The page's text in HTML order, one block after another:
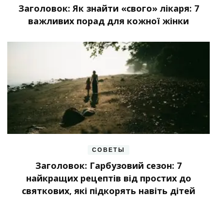
Заголовок: Як знайти «свого» лікаря: 7
важливих порад для кожної жінки
СОВЕТЫ
Заголовок: Гарбузовий сезон: 7
найкращих рецептів від простих до
святкових, які підкорять навіть дітей